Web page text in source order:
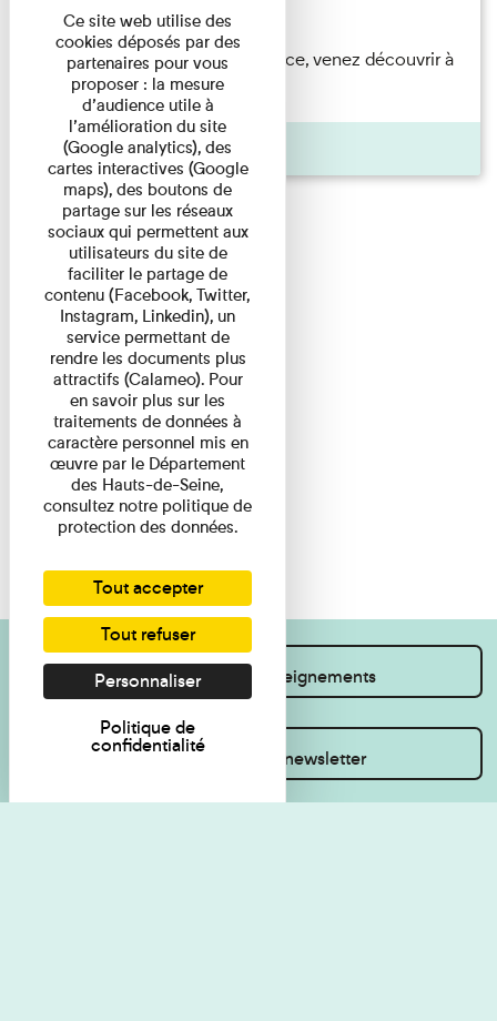
Du 23/08/2026 au 23/08/2026
Accompagnés par une médiatrice, venez découvrir à
travers une visite du ...
Agenda
Je souhaite des renseignements
Inscrivez-vous à la newsletter
Ce site web utilise des
cookies déposés par des
partenaires pour vous
proposer : la mesure
d’audience utile à
l’amélioration du site
(Google analytics), des
cartes interactives (Google
maps), des boutons de
partage sur les réseaux
sociaux qui permettent aux
utilisateurs du site de
faciliter le partage de
contenu (Facebook, Twitter,
Instagram, Linkedin), un
service permettant de
rendre les documents plus
attractifs (Calameo). Pour
en savoir plus sur les
traitements de données à
caractère personnel mis en
œuvre par le Département
des Hauts-de-Seine,
consultez notre politique de
protection des données.
Tout accepter
Tout refuser
Personnaliser
Politique de
confidentialité